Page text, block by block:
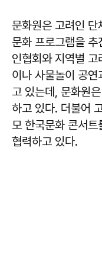
문화원은 고려인
문화 프로그램을
인협회와 지역별
이나 사물놀이 공
고 있는데, 문화원
하고 있다. 더불어
모 한국문화 콘서
협력하고 있다.